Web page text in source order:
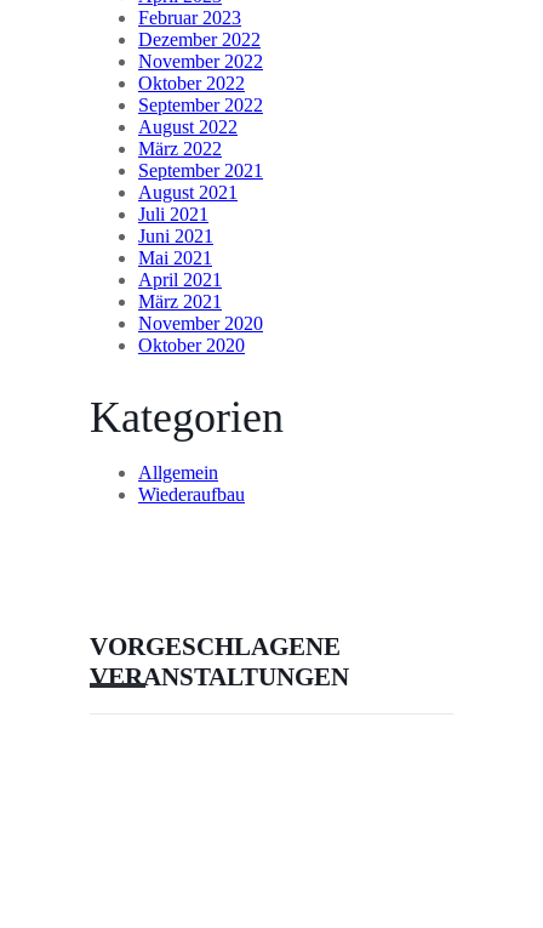
Februar 2023
Dezember 2022
November 2022
Oktober 2022
September 2022
August 2022
März 2022
September 2021
August 2021
Juli 2021
Juni 2021
Mai 2021
April 2021
März 2021
November 2020
Oktober 2020
Kategorien
Allgemein
Wiederaufbau
VORGESCHLAGENE
VERANSTALTUNGEN